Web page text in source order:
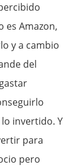
es Amazon,
y a cambio
del
invertido. Y
para
pero